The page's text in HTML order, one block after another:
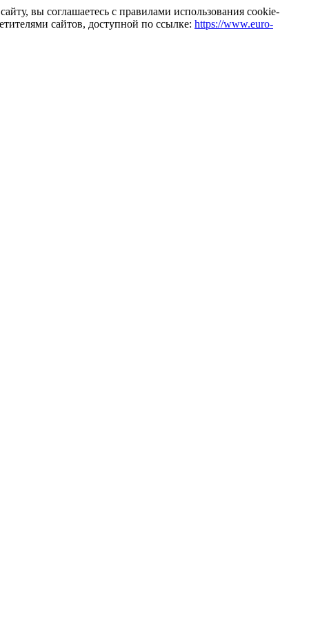
вы соглашаетесь с правилами использования cookie-
сайтов, доступной по ссылке: https://www.euro-